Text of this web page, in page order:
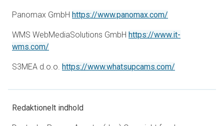
Panomax GmbH https://www.panomax.com/
WMS WebMediaSolutions GmbH https://www.it-
wms.com/
S3MEA d.o.o. https://www.whatsupcams.com/
Redaktionelt indhold